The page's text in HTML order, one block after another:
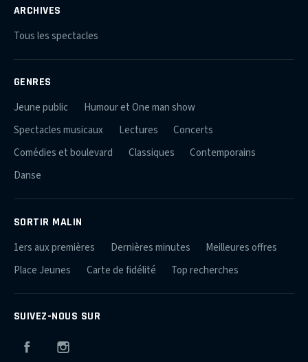
ARCHIVES
Tous les spectacles
GENRES
Jeune public
Humour et One man show
Spectacles musicaux
Lectures
Concerts
Comédies et boulevard
Classiques
Contemporains
Danse
SORTIR MALIN
1ers aux premières Dernières minutes
Meilleures offres
Place Jeunes
Carte de fidélité Top recherches
SUIVEZ-NOUS SUR
Facebook